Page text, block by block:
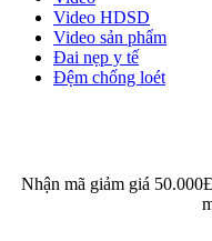
Video HDSD
Video sản phẩm
Đai nẹp y tế
Đệm chống loét
Nhận mã giảm giá